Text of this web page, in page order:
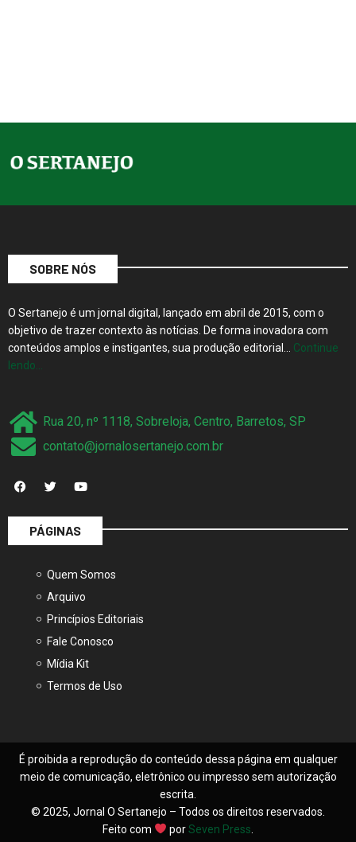
SOBRE NÓS
O Sertanejo é um jornal digital, lançado em abril de 2015, com o
objetivo de trazer contexto às notícias. De forma inovadora com
conteúdos amplos e instigantes, sua produção editorial… Continue
lendo…
Rua 20, nº 1118, Sobreloja, Centro, Barretos, SP
contato@jornalosertanejo.com.br
PÁGINAS
Quem Somos
Arquivo
Princípios Editoriais
Fale Conosco
Mídia Kit
Termos de Uso
É proibida a reprodução do conteúdo dessa página em qualquer
meio de comunicação, eletrônico ou impresso sem autorização
escrita.
© 2025, Jornal O Sertanejo – Todos os direitos reservados.
Feito com
porSeven Press